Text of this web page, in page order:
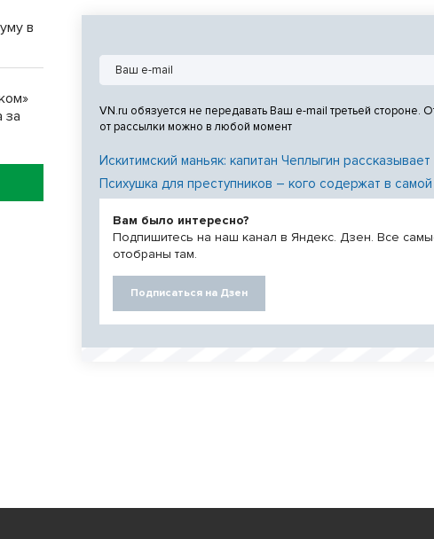
VN.ru обязуется не передавать Ваш e-mail третьей стороне.
от рассылки можно в любой момент
Искитимский маньяк: капитан Чеплыгин рассказывает
Психушка для преступников – кого содержат в
Вам было интересно?
Подпишитесь на наш канал в Яндекс. Дзен. Все
отобраны там.
Подписаться на Дзен
в
за